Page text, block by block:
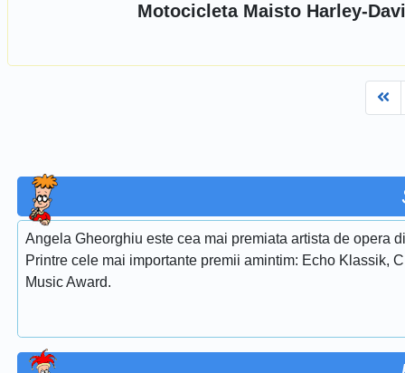
Motocicleta Maisto Harley-
Angela Gheorghiu este cea mai premiata artista de opera
Printre cele mai importante premii amintim: Echo Klassik,
Music Award.